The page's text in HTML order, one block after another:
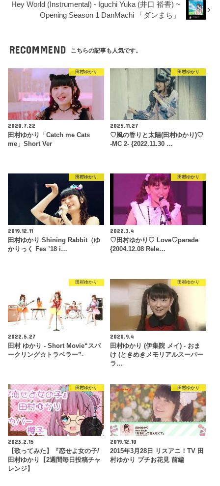
Hey World (Instrumental) - Iguchi Yuka (井口 裕香) ~
Opening Season 1 DanMachi 「ダンまち」
RECOMMEND こちらの記事も人気です。
田村ゆかり
2020.7.22
田村ゆかり「Catch me Cats
me」Short Ver
田村ゆかり
2025.11.27
♡風の香りと太陽(田村ゆかり)♡
-MC 2- {2022.11.30 …
田村ゆかり
2019.12.11
田村ゆかり Shining Rabbit（ゆ
かりっく Fes ’18 i…
田村ゆかり
2022.3.4
♡田村ゆかり♡ Love♡parade
{2004.12.08 Rele…
田村ゆかり
2022.5.27
田村 ゆかり - Short Movie“スパ
ークリング☆トラベラー”-
田村ゆかり
2020.9.4
田村ゆかり (伊集院 メイ) - おま
け (ときめきメモリアルスーパー
ラ…
田村ゆかり
2023.2.15
【歌ってみた】『恋せよ女の子/
田村ゆかり【2週間毎日投稿チャ
レンジ】
田村ゆかり
2019.12.10
2015年3月28日 リスアニ！TV 田
村ゆかり プチお花見 前編